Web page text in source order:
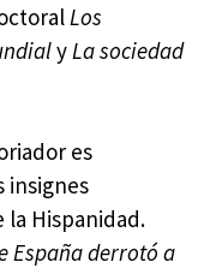
Los
yLa sociedad
es
insignes
Hispanidad.
España derrotó a